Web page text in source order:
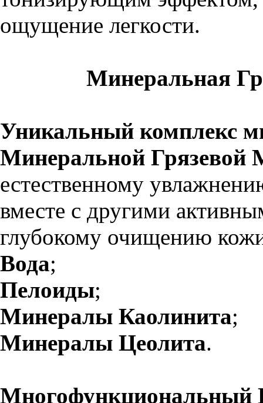
ощущение легкости.
Минеральная
Уникальный комплекс
Минеральной Грязевой
естественному
вместе с другими
глубокому очищению
Вода;
Пелоиды;
Минералы Каолинита;
Минералы Цеолита.
Многофункциональный